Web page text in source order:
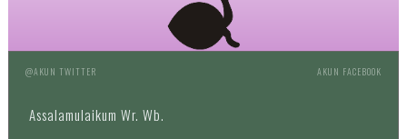
@AKUN TWITTER AKUN FACEBOOK
Assalamulaikum Wr. Wb.